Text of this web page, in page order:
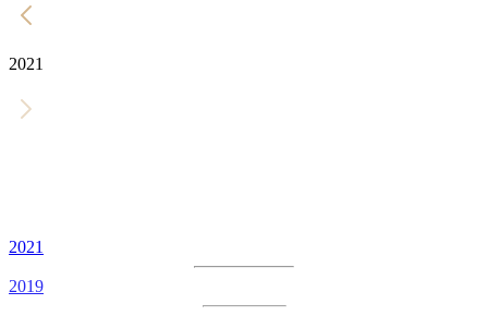
2021
2021
2019